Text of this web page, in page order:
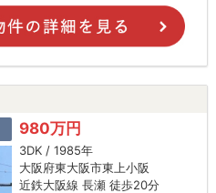
980万円
3DK / 1985年
大阪府東大阪市東上小阪
近鉄大阪線 長瀬 徒歩20分